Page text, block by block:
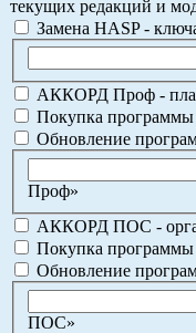
текущих редакций и
Замена HASP -
АККОРД Проф -
Покупка
Обновление
Проф»
АККОРД ПОС -
Покупка
Обновление
ПОС»